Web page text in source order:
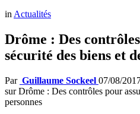
inActualités
Drôme : Des
sécurité des biens et
Par Guillaume Sockeel 07/08/
sur Drôme : Des contrôles pour
personnes